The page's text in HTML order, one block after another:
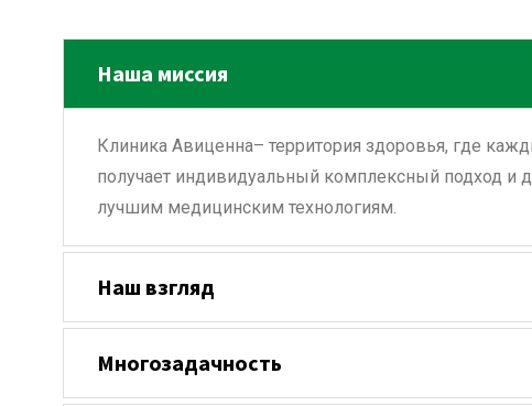
Наша миссия
Клиника Авиценна– территория здоровья, где
получает индивидуальный комплексный подход и
лучшим медицинским технологиям.
Наш взгляд
Многозадачность